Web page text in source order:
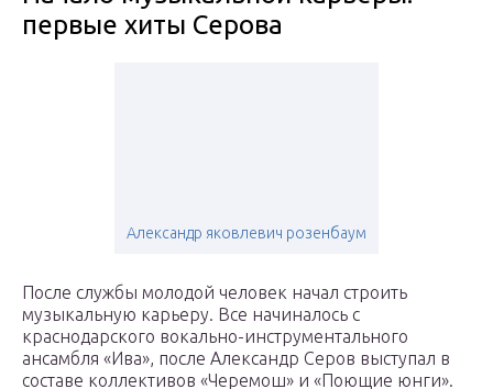
первые хиты Серова
Александр яковлевич розенбаум
После службы молодой человек начал строить
музыкальную карьеру. Все начиналось с
краснодарского вокально-инструментального
ансамбля «Ива», после Александр Серов выступал в
составе коллективов «Черемош» и «Поющие юнги».